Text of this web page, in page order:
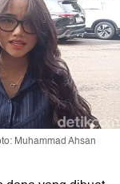
Muhammad Ahsan